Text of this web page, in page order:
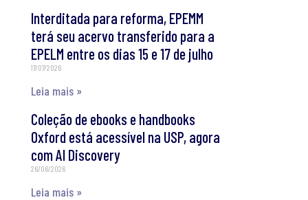
Interditada para reforma, EPEMM
terá seu acervo transferido para a
EPELM entre os dias 15 e 17 de julho
17/07/2026
Leia mais »
Coleção de ebooks e handbooks
Oxford está acessível na USP, agora
com AI Discovery
26/06/2026
Leia mais »